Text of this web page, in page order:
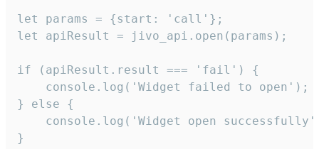
let params = {start: 'call'};
let apiResult = jivo_api.open(params);
if (apiResult.result === 'fail') {
    console.log('Widget failed to open');
} else {
console.log('Widget open
}